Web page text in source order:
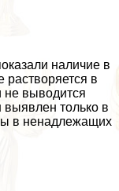
наличие в
в
не выводится
только в
в ненадлежащих